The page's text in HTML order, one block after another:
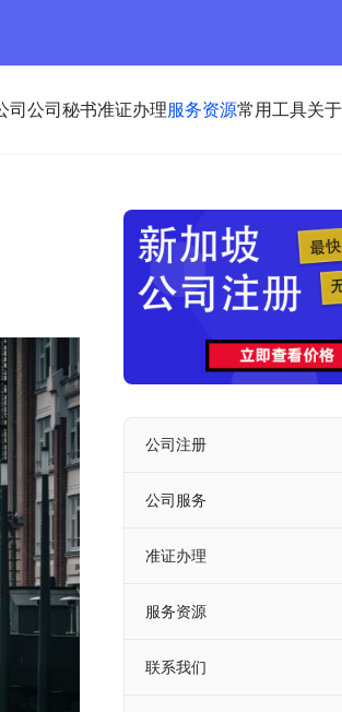
司公司秘书准证办理服务资源常用工具关
公司注册
公司服务
准证办理
服务资源
联系我们